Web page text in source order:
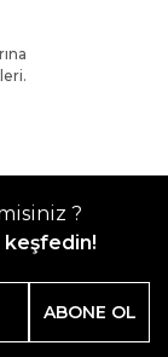
?
keşfedin!
ABONE OL